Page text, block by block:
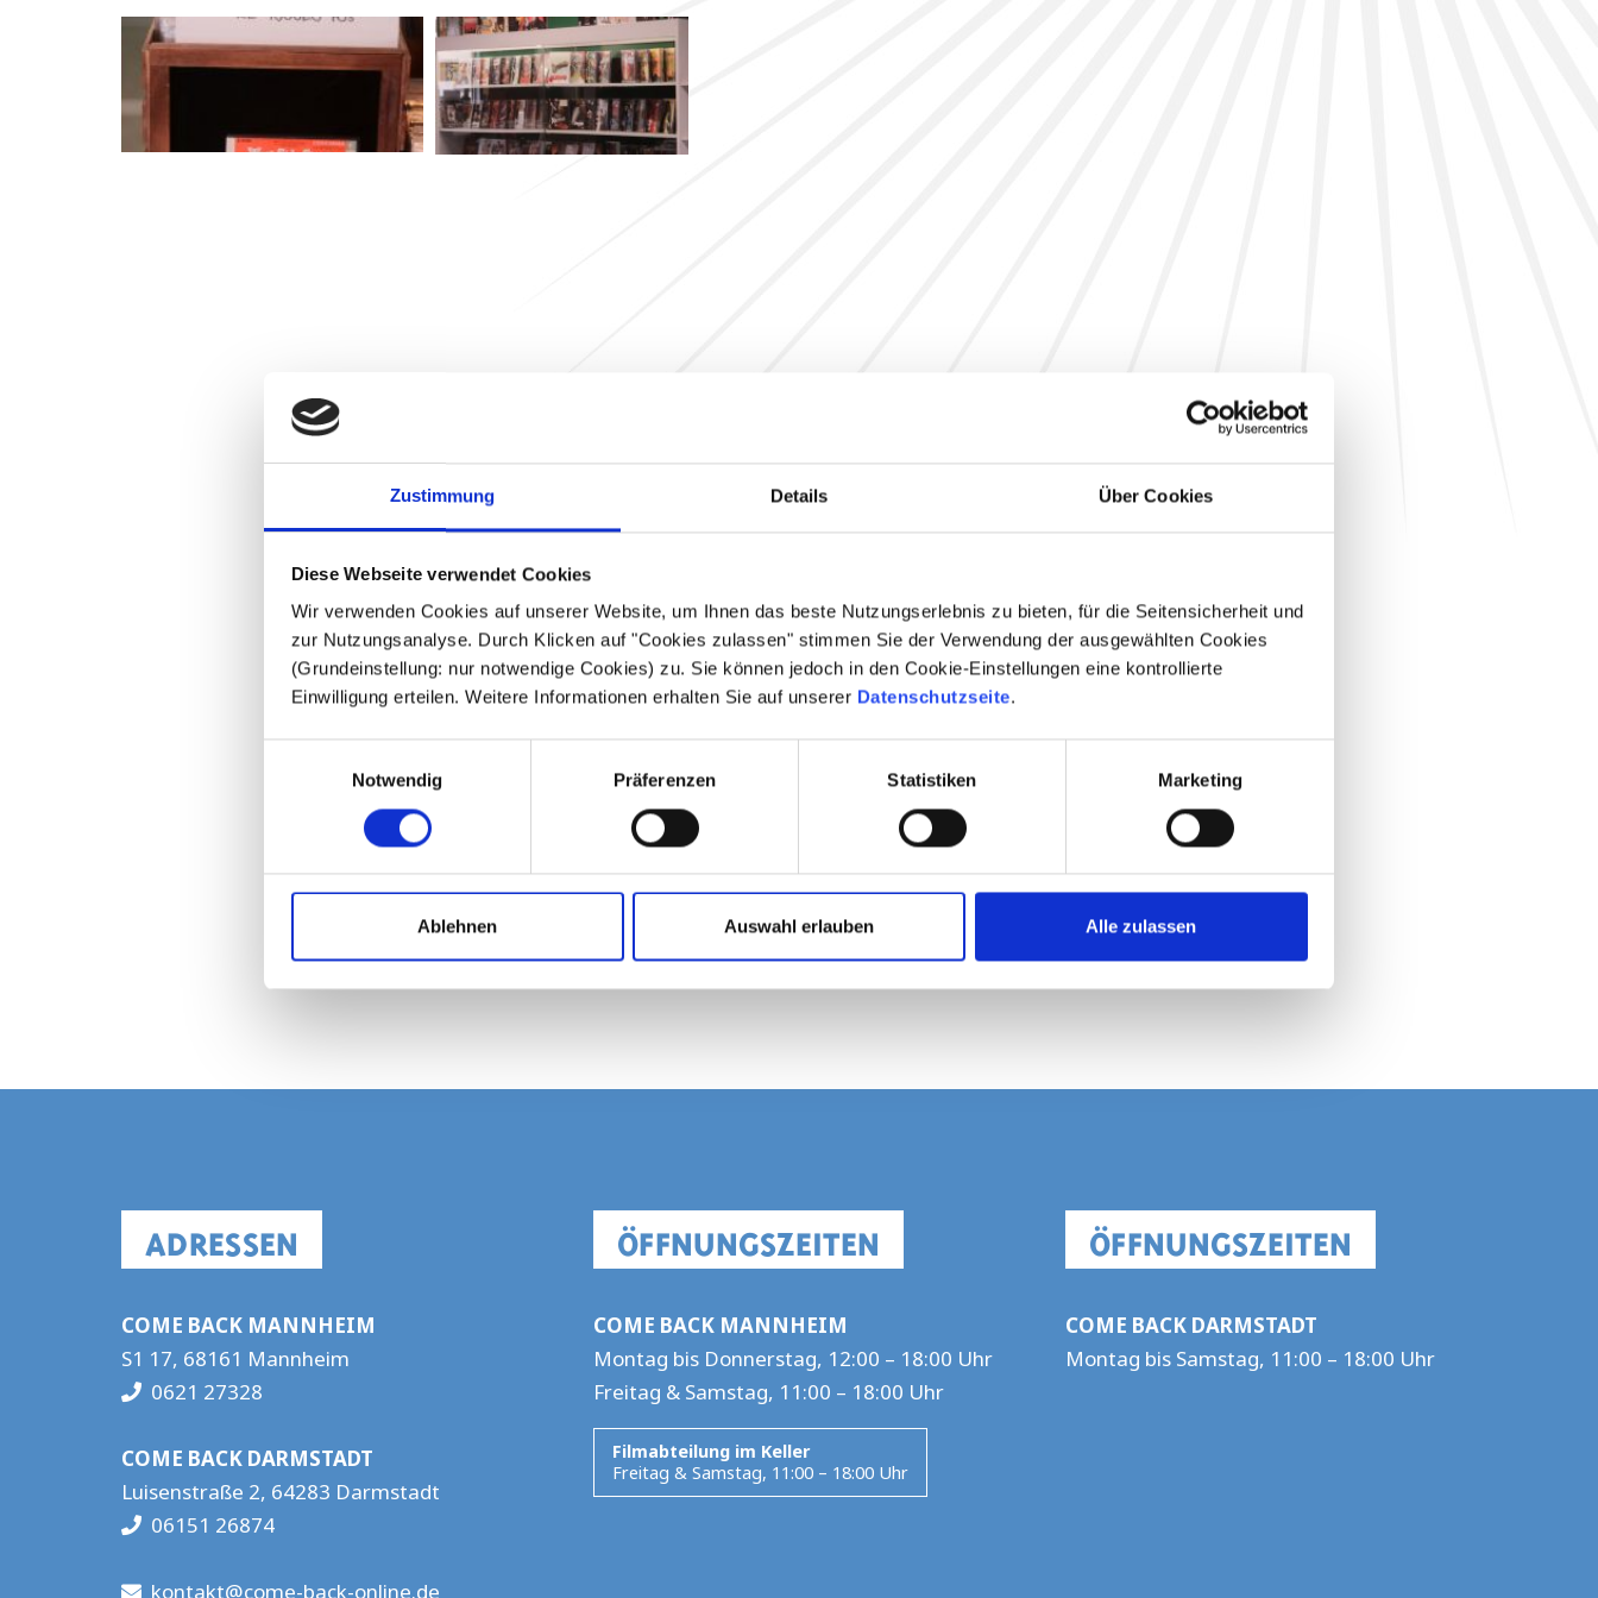
Zustimmung Details Über Cookies
Diese Webseite verwendet Cookies
Wir verwenden Cookies auf unserer Website, um Ihnen das beste Nutzungserlebnis zu bieten, für die Seitensicherheit und
zur Nutzungsanalyse. Durch Klicken auf "Cookies zulassen" stimmen Sie der Verwendung der ausgewählten Cookies
(Grundeinstellung: nur notwendige Cookies) zu. Sie können jedoch in den Cookie-Einstellungen eine kontrollierte
Einwilligung erteilen. Weitere Informationen erhalten Sie auf unserer Datenschutzseite.
Notwendig
Präferenzen Statistiken Marketing
Ablehnen Auswahl erlauben Alle zulassen
ADRESSEN
COME BACK MANNHEIM
S1 17, 68161 Mannheim
0621 27328
COME BACK DARMSTADT
Luisenstraße 2, 64283 Darmstadt
06151 26874
kontakt@come-back-online.de
ÖFFNUNGSZEITEN
COME BACK MANNHEIM
Montag bis Donnerstag, 12:00 – 18:00 Uhr
Freitag & Samstag, 11:00 – 18:00 Uhr
Filmabteilung im Keller
Freitag & Samstag, 11:00 – 18:00 Uhr
ÖFFNUNGSZEITEN
COME BACK DARMSTADT
Montag bis Samstag, 11:00 – 18:00 Uhr